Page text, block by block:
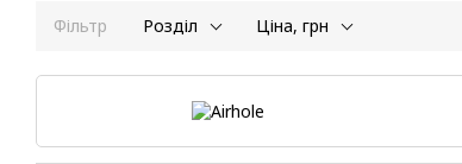
Фільтр Розділ Ціна, грн